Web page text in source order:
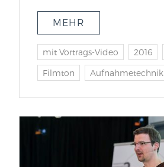
MEHR
mit Vortrags-Video 2016
Filmton Aufnahmetechnik